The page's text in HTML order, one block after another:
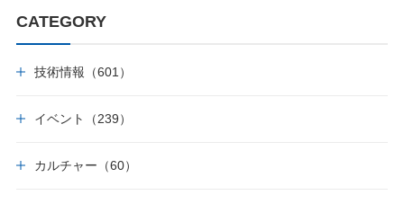
CATEGORY
技術情報（601）
イベント（239）
カルチャー（60）